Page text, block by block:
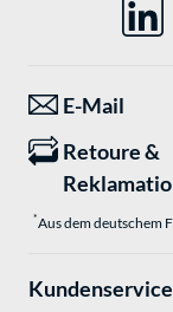
E-Mail
Retoure &
*Aus dem deutschem
Kundenservice